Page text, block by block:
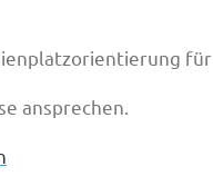
für
ansprechen.